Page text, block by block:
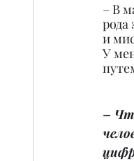
– В
рода
и
У
–